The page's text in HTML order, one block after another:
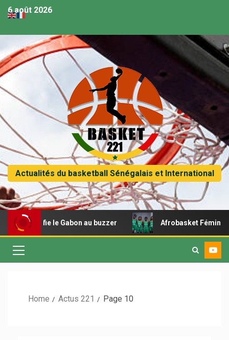
6 août 2026
Actualités du basketball Sénégalais et International
le Gabon au buzzer Afrobasket Féminin U18 – Les
Home Actus 221 Page 10